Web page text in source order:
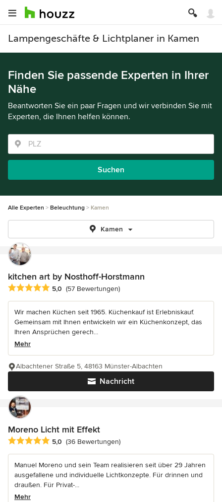
Lampengeschäfte & Lichtplaner in Kamen
Finden Sie passende Experten in Ihrer
Nähe
Beantworten Sie ein paar Fragen und wir verbinden Sie mit
Experten, die Ihnen helfen können.
Suchen
Alle Experten Beleuchtung Kamen
Kamen
kitchen art by Nosthoff-Horstmann
Durchschnittliche Bewertung: 5 von 5 Sternen
5,0 (57 Bewertungen)
Wir machen Küchen seit 1965. Küchenkauf ist Erlebniskauf.
Gemeinsam mit Ihnen entwickeln wir ein Küchenkonzept, das
Ihren Ansprüchen gerech...
Mehr
Nachricht
Albachtener Straße 5, 48163 Münster-Albachten
Moreno Licht mit Effekt
Durchschnittliche Bewertung: 5 von 5 Sternen
5,0 (36 Bewertungen)
Manuel Moreno und sein Team realisieren seit über 29 Jahren
ausgefallene und individuelle Lichtkonzepte. Für drinnen und
draußen. Für Privat-...
Mehr